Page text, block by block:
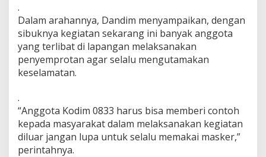
m
0
8
3
t
a
M
.
Dalam arahannya, Dandim menyampaikan, dengan
sibuknya kegiatan sekarang ini banyak anggota
yang terlibat di lapangan melaksanakan
penyemprotan agar selalu mengutamakan
keselamatan.
.
“Anggota Kodim 0833 harus bisa memberi contoh
kepada masyarakat dalam melaksanakan kegiatan
diluar jangan lupa untuk selalu memakai masker,”
perintahnya.